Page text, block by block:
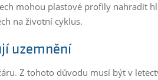
mohou plastové profily nahradit
na životní cyklus.
uzemnění
Z tohoto důvodu musí být v